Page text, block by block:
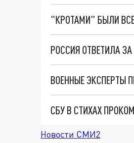
"КРОТАМИ" БЫЛИ
РОССИЯ ОТВЕТИЛА
СБУ В СТИХАХ
Новости СМИ2